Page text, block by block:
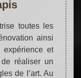
toutes les
ainsi
expérience et
réaliser un
de l’art. Au